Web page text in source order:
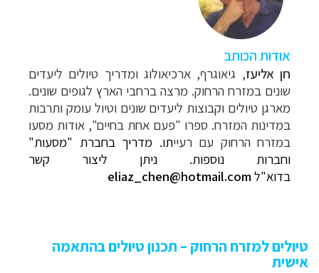
אודות הכותב
חן אליעז, גיאוגרף, ארכיאולוג ומדריך טיולים ליעדים
שונים במזרח הרחוק. מרצה ברחבי הארץ לגופים שונים.
מארגן טיולים וקבוצות ליעדים שונים וטיול עומק ותרבות
במדינות המזרח. ספרו "פעם אחת בחיים", אודות מסעו
במזרחהרחוק עם רעייתו. מדריך בחברת "מסעות"
וחברות נוספות. ניתן ליצור קשר
בדוא"ל eliaz_chen@hotmail.com
טיולים למזרח הרחוק – תכנון טיולים בהתאמה
אישית